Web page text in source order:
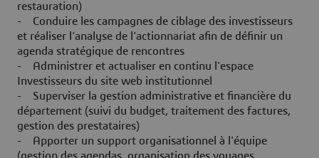
restauration)
- Conduire les campagnes de ciblage des investisseurs
et réaliser l’analyse de l’actionnariat afin de définir un
agenda stratégique de rencontres
- Administrer et actualiser en continu l'espace
Investisseurs du site web institutionnel
- Superviser la gestion administrative et financière du
département (suivi du budget, traitement des factures,
gestion des prestataires)
- Apporter un support organisationnel à l'équipe